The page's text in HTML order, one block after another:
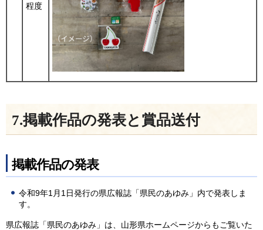
程度
7.掲載作品の発表と賞品送付
掲載作品の発表
令和9年1月1日発行の県広報誌「県民のあゆみ」内で発表しま
す。
県広報誌「県民のあゆみ」は、山形県ホームページからもご覧いた